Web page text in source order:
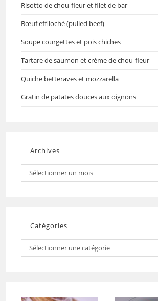
Risotto de chou-fleur et filet de bar
Bœuf effiloché (pulled beef)
Soupe courgettes et pois chiches
Tartare de saumon et crème de chou-fleur
Quiche betteraves et mozzarella
Gratin de patates douces aux oignons
Archives
Sélectionner un mois
Catégories
Sélectionner une catégorie